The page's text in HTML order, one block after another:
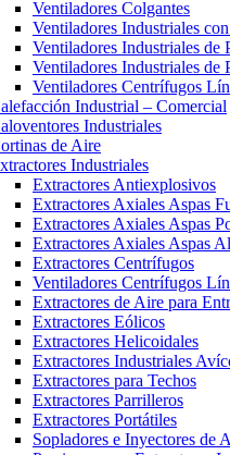
Ventiladores Colgantes
Ventiladores Industriales
Ventiladores Industriales de
Ventiladores Industriales de
Ventiladores Centrífugos
Industrial – Comercial
Industriales
de Aire
Industriales
Extractores Antiexplosivos
Extractores Axiales Aspas
Extractores Axiales Aspas
Extractores Axiales Aspas
Extractores Centrífugos
Ventiladores Centrífugos
Extractores de Aire para
Extractores Eólicos
Extractores Helicoidales
Extractores Industriales
Extractores para Techos
Extractores Parrilleros
Extractores Portátiles
Sopladores e Inyectores de